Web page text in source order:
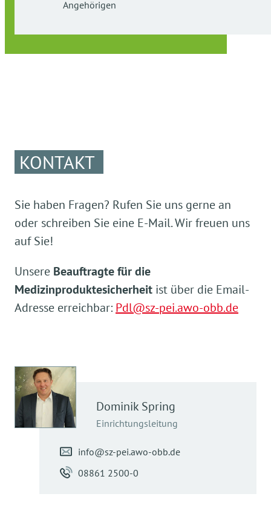
Tel. 08861-2500-82
Angehörigen
KONTAKT
Sie haben Fragen? Rufen Sie uns gerne an
oder schreiben Sie eine E-Mail. Wir freuen uns
auf Sie!
Unsere Beauftragte für die
Medizinproduktesicherheit ist über die Email-
Adresse erreichbar: Pdl@sz-pei.awo-obb.de
Dominik Spring
Einrichtungsleitung
info@sz-pei.awo-obb.de
08861 2500-0